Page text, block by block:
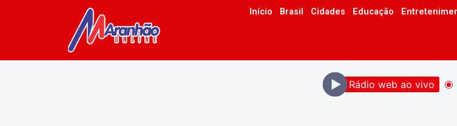
Início Brasil Cidades Educação
Rádio web ao vivo